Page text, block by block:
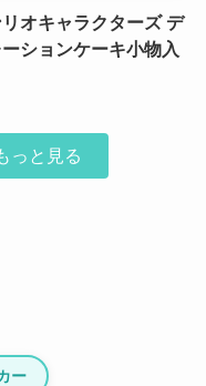
オキャラクターズ デ
ションケーキ小物入
っと見る
ー